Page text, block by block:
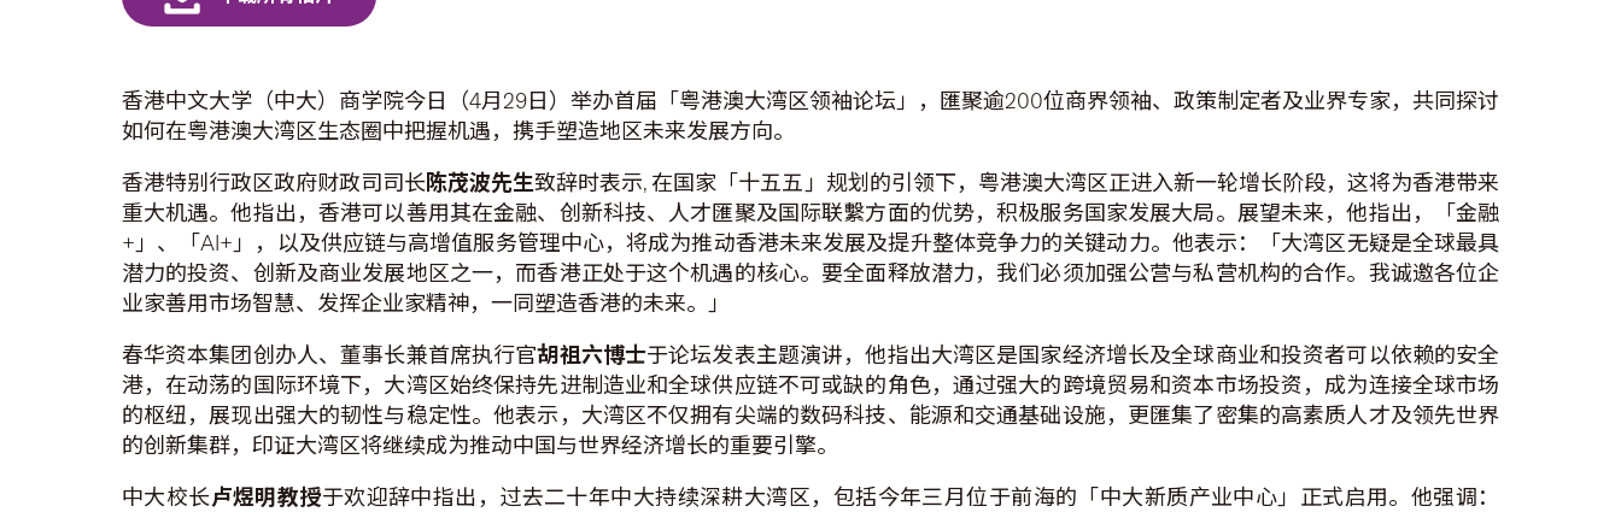
香港中文大学（中大）商学院今日（4月29日）举办首届「粤港澳大湾区领袖论坛」，匯聚逾200位商界领袖、政策制定者及业界专家，共同探讨
如何在粤港澳大湾区生态圈中把握机遇，携手塑造地区未来发展方向。
香港特别行政区政府财政司司长陈茂波先生致辞时表示, 在国家「十五五」规划的引领下，粤港澳大湾区正进入新一轮增长阶段，这将为香港带来
重大机遇。他指出，香港可以善用其在金融、创新科技、人才匯聚及国际联繫方面的优势，积极服务国家发展大局。展望未来，他指出，「金融
+」、「AI+」，以及供应链与高增值服务管理中心，将成为推动香港未来发展及提升整体竞争力的关键动力。他表示：「大湾区无疑是全球最具
潜力的投资、创新及商业发展地区之一，而香港正处于这个机遇的核心。要全面释放潜力，我们必须加强公营与私营机构的合作。我诚邀各位企
业家善用市场智慧、发挥企业家精神，一同塑造香港的未来。」
春华资本集团创办人、董事长兼首席执行官胡祖六博士于论坛发表主题演讲，他指出大湾区是国家经济增长及全球商业和投资者可以依赖的安全
港，在动荡的国际环境下，大湾区始终保持先进制造业和全球供应链不可或缺的角色，通过强大的跨境贸易和资本市场投资，成为连接全球市场
的枢纽，展现出强大的韧性与稳定性。他表示，大湾区不仅拥有尖端的数码科技、能源和交通基础设施，更匯集了密集的高素质人才及领先世界
的创新集群，印证大湾区将继续成为推动中国与世界经济增长的重要引擎。
中大校长卢煜明教授于欢迎辞中指出，过去二十年中大持续深耕大湾区，包括今年三月位于前海的「中大新质产业中心」正式启用。他强调：